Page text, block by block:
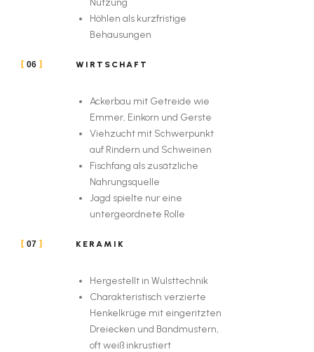
Höhlen als kurzfristige
Behausungen
06 WIRTSCHAFT
Ackerbau mit Getreide wie
Emmer, Einkorn und Gerste
Viehzucht mit Schwerpunkt
auf Rindern und Schweinen
Fischfang als zusätzliche
Nahrungsquelle
Jagd spielte nur eine
untergeordnete Rolle
07 KERAMIK
Hergestellt in Wulsttechnik
Charakteristisch verzierte
Henkelkrüge mit eingeritzten
Dreiecken und Bandmustern,
oft weiß inkrustiert